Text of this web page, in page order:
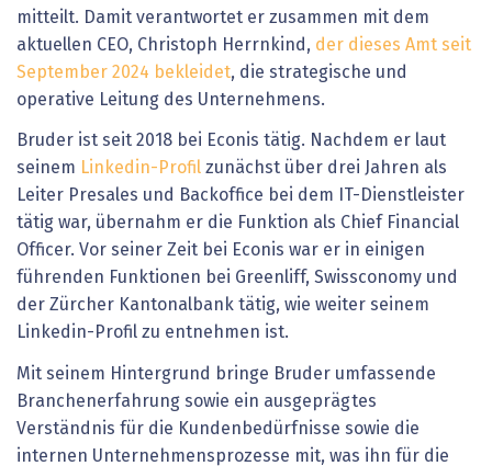
mitteilt. Damit verantwortet er zusammen mit dem
aktuellen CEO, Christoph Herrnkind, der dieses Amt seit
September 2024 bekleidet, die strategische und
operative Leitung des Unternehmens.
Bruder ist seit 2018 bei Econis tätig. Nachdem er laut
seinem Linkedin-Profil zunächst über drei Jahren als
Leiter Presales und Backoffice bei dem IT-Dienstleister
tätig war, übernahm er die Funktion als Chief Financial
Officer. Vor seiner Zeit bei Econis war er in einigen
führenden Funktionen bei Greenliff, Swissconomy und
der Zürcher Kantonalbank tätig, wie weiter seinem
Linkedin-Profil zu entnehmen ist.
Mit seinem Hintergrund bringe Bruder umfassende
Branchenerfahrung sowie ein ausgeprägtes
Verständnis für die Kundenbedürfnisse sowie die
internen Unternehmensprozesse mit, was ihn für die